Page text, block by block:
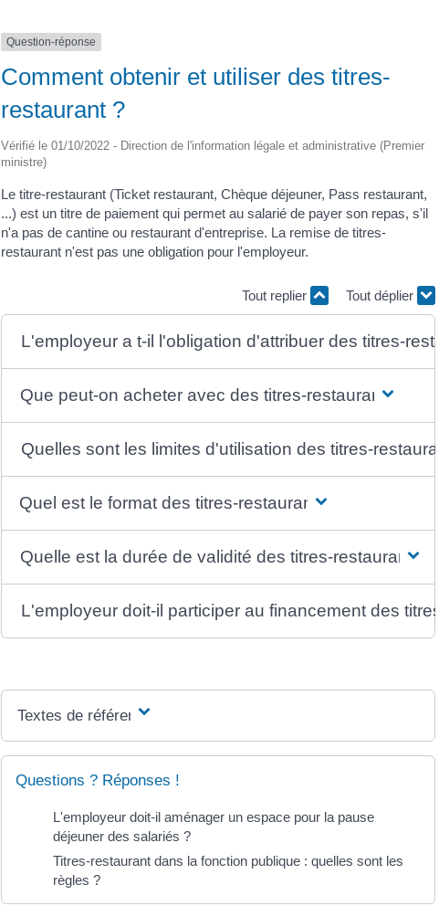
Question-réponse
Comment obtenir et utiliser des titres-
restaurant ?
Vérifié le 01/10/2022 - Direction de l'information légale et administrative (Premier
ministre)
Le titre-restaurant (Ticket restaurant, Chèque déjeuner, Pass restaurant,
...) est un titre de paiement qui permet au salarié de payer son repas, s'il
n'a pas de cantine ou restaurant d'entreprise. La remise de titres-
restaurant n'est pas une obligation pour l'employeur.
Tout replier Tout déplier
L'employeur a t-il l'obligation d'attribuer des titres-
Que peut-on acheter avec des titres-restaurant ?
Quelles sont les limites d'utilisation des titres-
Quel est le format des titres-restaurant ?
Quelle est la durée de validité des titres-restaurant ?
L'employeur doit-il participer au financement des
Textes de référence
Questions ? Réponses !
L'employeur doit-il aménager un espace pour la pause
déjeuner des salariés ?
Titres-restaurant dans la fonction publique : quelles sont les
règles ?